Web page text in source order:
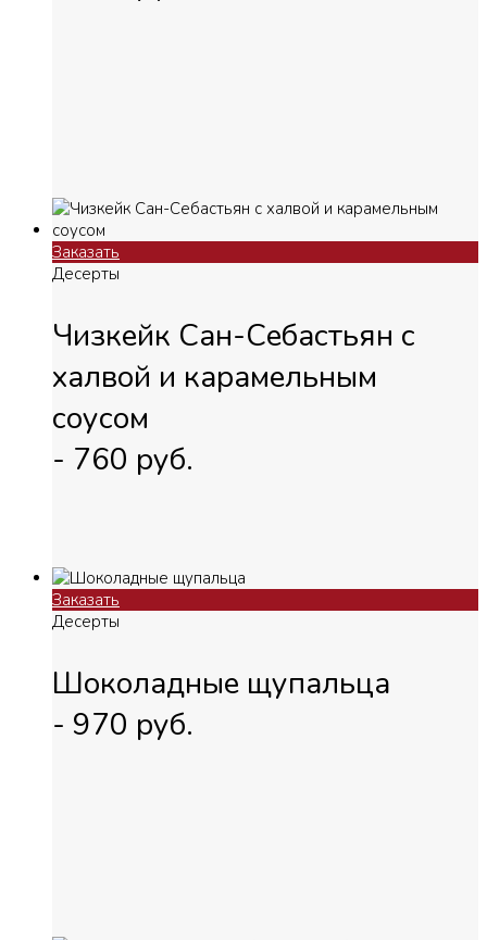
Заказать
Десерты
Чизкейк Сан-Себастьян с
халвой и карамельным
соусом
- 760 руб.
Заказать
Десерты
Шоколадные щупальца
- 970 руб.